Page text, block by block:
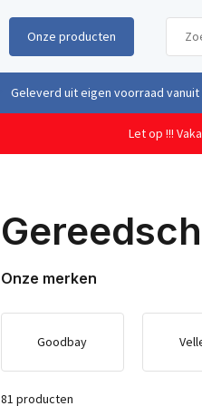
Onze producten
Geleverd uit eigen voorraad vanuit
Let op !!!
Onze merken
Goodbay
81 producten